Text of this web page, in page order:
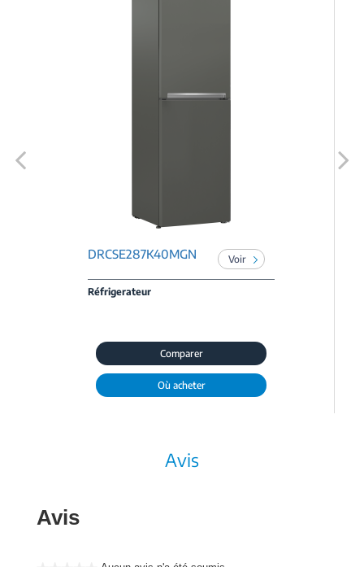
DRCSE287K40MGN Voir
Réfrigerateur
Comparer
Où acheter
Avis
Avis